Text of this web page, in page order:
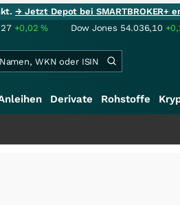
→ Jetzt Depot bei SMARTBROKER+
+0,02% Dow Jones 54.036,10
Derivate Rohstoffe